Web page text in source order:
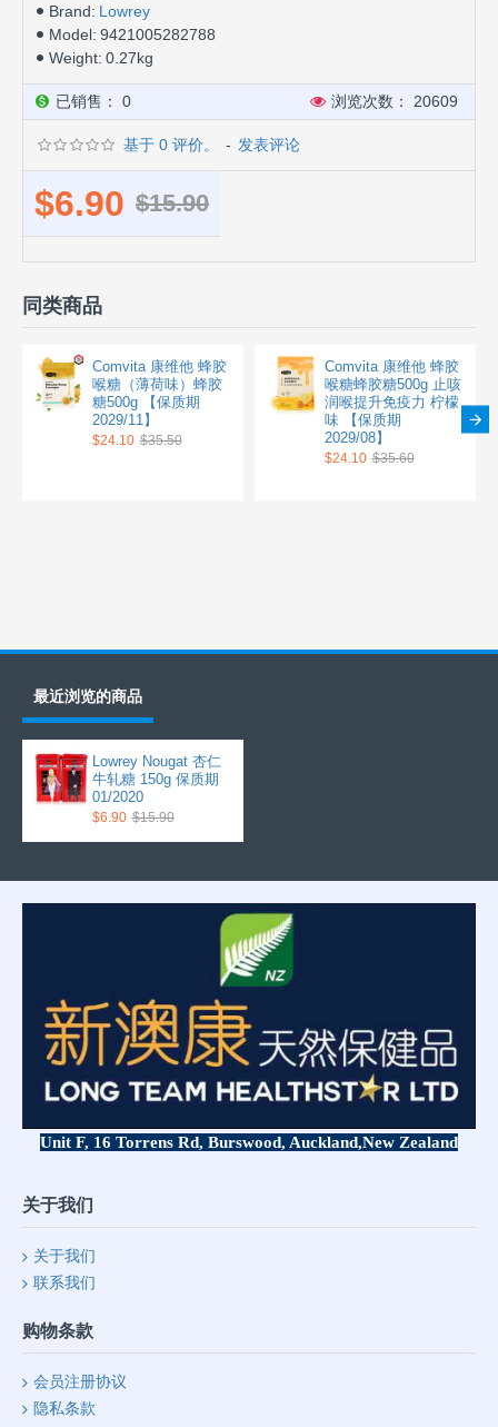
Brand: Lowrey
Model: 9421005282788
Weight: 0.27kg
已销售： 0 浏览次数： 20609
基于 0 评价。 - 发表评论
$6.90 $15.90
同类商品
Comvita 康维他 蜂胶
喉糖（薄荷味）蜂胶
糖500g 【保质期
2029/11】
$24.10 $35.50
Comvita 康维他 蜂胶
喉糖蜂胶糖500g 止咳
润喉提升免疫力 柠檬
味 【保质期
2029/08】
$24.10 $35.60
最近浏览的商品
Lowrey Nougat 杏仁
牛轧糖 150g 保质期
01/2020
$6.90 $15.90
Unit F, 16 Torrens Rd, Burswood, Auckland,New Zealand
关于我们
关于我们
联系我们
购物条款
会员注册协议
隐私条款